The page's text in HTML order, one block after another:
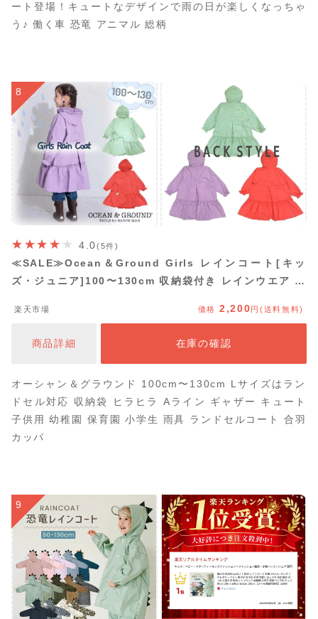
ート登場！キュートなデザインで雨の日が楽しくなっちゃ
う♪ 働く車 恐竜 アニマル 総柄
8
4.0(5件)
≪SALE≫Ocean＆Ground Girls レインコート[キッ
ズ・ジュニア]100〜130cm 収納袋付き レインウエア 雨
学 遠足 子供 女の子 ガールズ オーシャンアンドグラウン
楽天市場 価格 2,200円(送料無料)
商品詳細 在庫の確認
オーシャン＆グラウンド 100cm〜130cm Lサイズはラン
ドセル対応 収納袋 ヒラヒラ Aライン ギャザー キュート
子供用 幼稚園 保育園 小学生 雨具 ランドセルコート 合羽
カッパ
9